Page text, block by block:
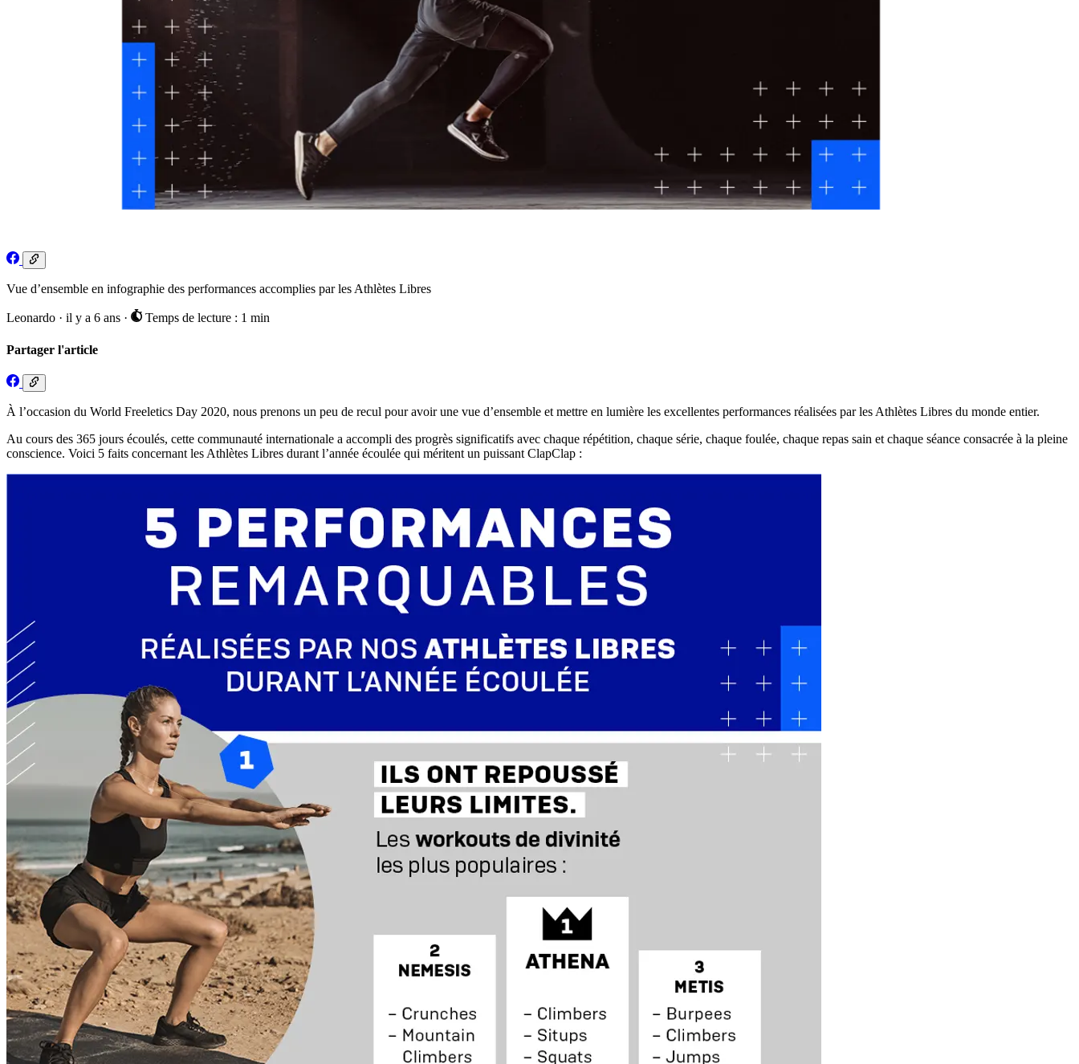
Vue d’ensemble en infographie des performances accomplies par les Athlètes Libres
Leonardo · il y a 6 ans · Temps de lecture : 1 min
Partager l'article
À l’occasion du World Freeletics Day 2020, nous prenons un peu de recul pour avoir une vue d’ensemble et mettre en lumière les excellentes performances réalisées par les Athlètes Libres du monde entier.
Au cours des 365 jours écoulés, cette communauté internationale a accompli des progrès significatifs avec chaque répétition, chaque série, chaque foulée, chaque repas sain et chaque séance consacrée à la pleine
conscience. Voici 5 faits concernant les Athlètes Libres durant l’année écoulée qui méritent un puissant ClapClap :